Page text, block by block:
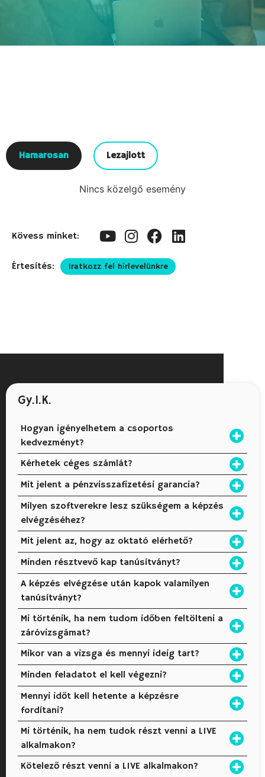
Hamarosan Lezajlott
Nincs közelgő esemény
Kövess minket:
Értesítés: Iratkozz fel hírlevelünkre
Gy.I.K.
Hogyan igényelhetem a csoportos
kedvezményt?
Kérhetek céges számlát?
Mit jelent a pénzvisszafizetési garancia?
Milyen szoftverekre lesz szükségem a képzés
elvégzéséhez?
Mit jelent az, hogy az oktató elérhető?
Minden résztvevő kap tanúsítványt?
A képzés elvégzése után kapok valamilyen
tanúsítványt?
Mi történik, ha nem tudom időben feltölteni a
záróvizsgámat?
Mikor van a vizsga és mennyi ideig tart?
Minden feladatot el kell végezni?
Mennyi időt kell hetente a képzésre
fordítani?
Mi történik, ha nem tudok részt venni a LIVE
alkalmakon?
Kötelező részt venni a LIVE alkalmakon?